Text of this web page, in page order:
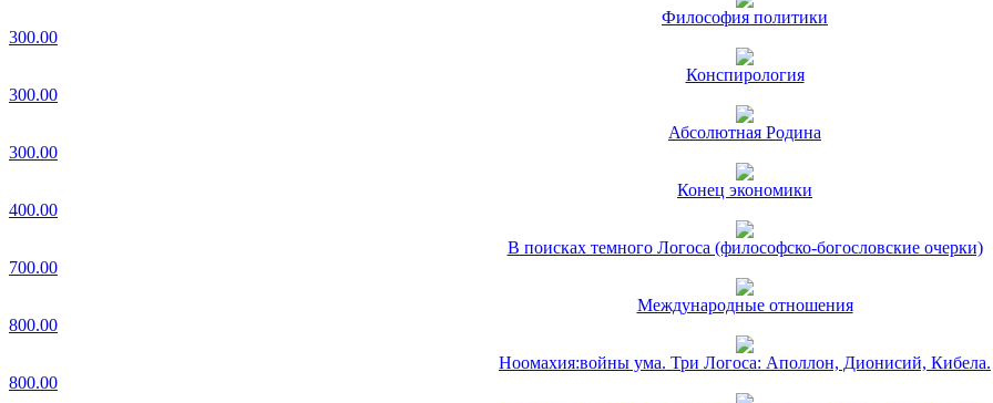
Философия политики
300.00
Конспирология
300.00
Абсолютная Родина
300.00
Конец экономики
400.00
В поисках темного Логоса (философско-богословские очерки)
700.00
Международные отношения
800.00
Ноомахия:войны ума. Три Логоса: Аполлон, Дионисий, Кибела.
800.00